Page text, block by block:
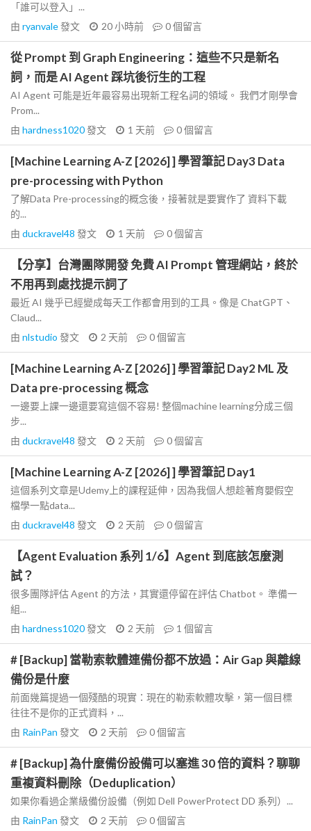
「誰可以登入」...
由 ryanvale發文 20 小時前 0個留言
從 Prompt 到 Graph Engineering：這些不只是新名
詞，而是 AI Agent 踩坑後衍生的工程
AI Agent 可能是近年最容易出現新工程名詞的領域。 我們才剛學會
Prom...
由 hardness1020發文 1 天前 0個留言
[Machine Learning A-Z [2026] ] 學習筆記 Day3 Data
pre-processing with Python
了解Data Pre-processing的概念後，接著就是要實作了 資料下載
的...
由 duckravel48 發文 1 天前 0個留言
【分享】台灣團隊開發 免費 AI Prompt 管理網站，終於
不用再到處找提示詞了
最近 AI 幾乎已經變成每天工作都會用到的工具。像是 ChatGPT、
Claud...
由 nlstudio 發文 2 天前 0個留言
[Machine Learning A-Z [2026] ] 學習筆記 Day2 ML 及
Data pre-processing 概念
一邊要上課一邊還要寫這個不容易! 整個machine learning分成三個
步...
由 duckravel48 發文 2 天前 0個留言
[Machine Learning A-Z [2026] ] 學習筆記 Day1
這個系列文章是Udemy上的課程延伸，因為我個人想趁著育嬰假空
檔學一點data...
由 duckravel48 發文 2 天前 0個留言
【Agent Evaluation 系列 1/6】Agent 到底該怎麼測
試？
很多團隊評估 Agent 的方法，其實還停留在評估 Chatbot。 準備一
組...
由 hardness1020發文 2 天前 1 個留言
# [Backup] 當勒索軟體連備份都不放過：Air Gap 與離線
備份是什麼
前面幾篇提過一個殘酷的現實：現在的勒索軟體攻擊，第一個目標
往往不是你的正式資料，...
由 RainPan 發文 2 天前 0個留言
# [Backup] 為什麼備份設備可以塞進 30 倍的資料？聊聊
重複資料刪除（Deduplication）
如果你看過企業級備份設備（例如 Dell PowerProtect DD 系列）...
由 RainPan 發文 2 天前 0個留言